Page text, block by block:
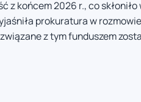
z końcem 2026 r., co skłoniło
prokuratura w
z tym funduszem